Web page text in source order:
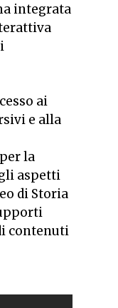
integrata
ai
e alla
la
aspetti
di Storia
contenuti